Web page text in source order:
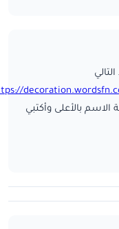
بالأعلى وأكتبي